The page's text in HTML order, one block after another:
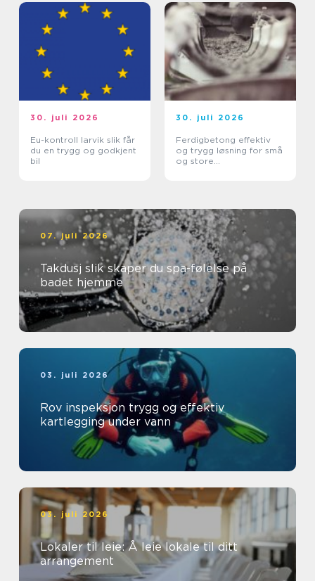
30. juli 2026
Eu-kontroll larvik slik får
du en trygg og godkjent
bil
30. juli 2026
Ferdigbetong effektiv
og trygg løsning for små
og store
07. juli 2026
Takdusj slik skaper du spa-følelse på
badet hjemme
03. juli 2026
Rov inspeksjon trygg og effektiv
kartlegging under vann
03. juli 2026
Lokaler til leie: Å leie lokale til ditt
arrangement